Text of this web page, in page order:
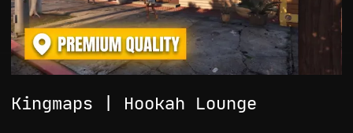
Kingmaps | Hookah Lounge